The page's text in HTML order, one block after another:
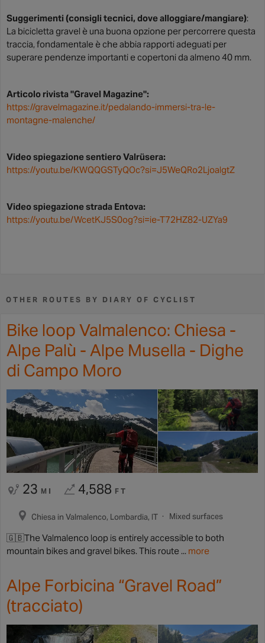
Suggerimenti (consigli tecnici, dove alloggiare/mangiare):
La bicicletta gravel è una buona opzione per percorrere questa
traccia, fondamentale è che abbia rapporti adeguati per
superare pendenze importanti e copertoni da almeno 40 mm.
Articolo rivista "Gravel Magazine":
https://gravelmagazine.it/pedalando-immersi-tra-le-
montagne-malenche/
Video spiegazione sentiero Valrüsera:
https://youtu.be/KWQQGSTyQOc?si=J5WeQRo2LjoalgtZ
Video spiegazione strada Entova:
https://youtu.be/WcetKJ5S0og?si=ie-T72HZ82-UZYa9
OTHER ROUTES BY DIARY OF CYCLIST
Bike loop Valmalenco: Chiesa -
Alpe Palù - Alpe Musella - Dighe
di Campo Moro
23 MI 4,588 FT
Chiesa in Valmalenco, Lombardia, IT Mixed surfaces
🇬🇧The Valmalenco loop is entirely accessible to both
mountain bikes and gravel bikes. This route ... more
Alpe Forbicina “Gravel Road”
(tracciato)